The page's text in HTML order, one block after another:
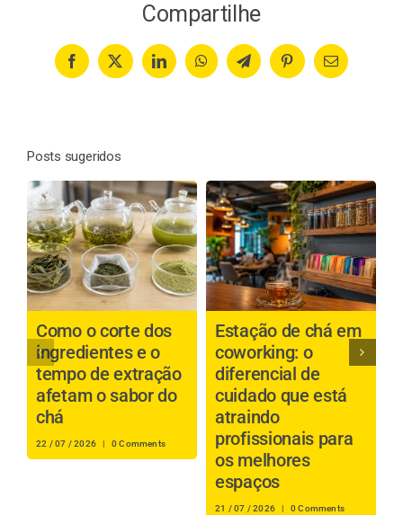
Compartilhe
Facebook
X LinkedInWhatsAppTelegramPinterestEmail
Posts sugeridos
Como o corte dos
ingredientes e o
tempo de extração
afetam o sabor do
chá
22 / 07 / 2026 | 0 Comments
Estação de chá em
coworking: o
diferencial de
cuidado que está
atraindo
profissionais para
os melhores
espaços
21 / 07 / 2026 | 0 Comments